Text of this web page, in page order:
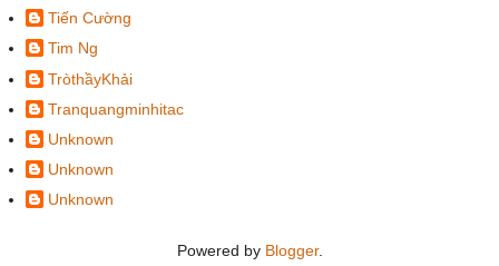
Tiến Cường
Tim Ng
TròthầyKhải
Tranquangminhitac
Unknown
Unknown
Unknown
Powered by Blogger.